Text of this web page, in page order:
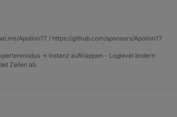
Apollon77 / https://github.com/sponsors/Apollon77
-> Instanz aufklappen - Loglevel ändern
Zeilen ab